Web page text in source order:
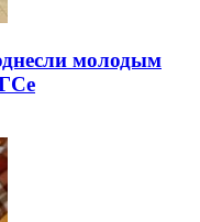
молодым